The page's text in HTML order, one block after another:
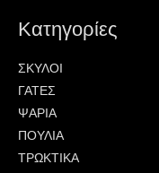
Κατηγορίες
ΣΚΥΛΟΙ
ΓΑΤΕΣ
ΨΑΡΙΑ
ΠΟΥΛΙΑ
ΤΡΩΚΤΙΚΑ